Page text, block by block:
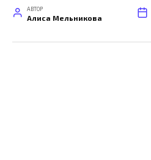
АВТОР
Алиса Мельникова